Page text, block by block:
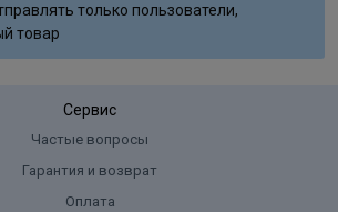
только пользователи,
товар
Сервис
Частые вопросы
Гарантия и возврат
Оплата